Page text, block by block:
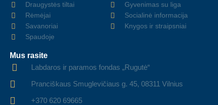
Draugystės tiltai
Rėmėjai
Savanoriai
Spaudoje
Gyvenimas su liga
Socialinė informacija
Knygos ir straipsniai
Mus rasite
Labdaros ir paramos fondas „Rugutė“
Pranciškaus Smuglevičiaus g. 45, 08311 Vilnius
+370 620 69665